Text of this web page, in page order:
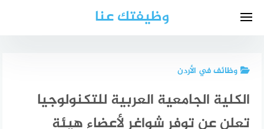
وظيفتك عنا
وظائف في الأردن
الكلية الجامعية العربية للتكنولوجيا
تعلن عن توفر شواغر لأعضاء هيئة